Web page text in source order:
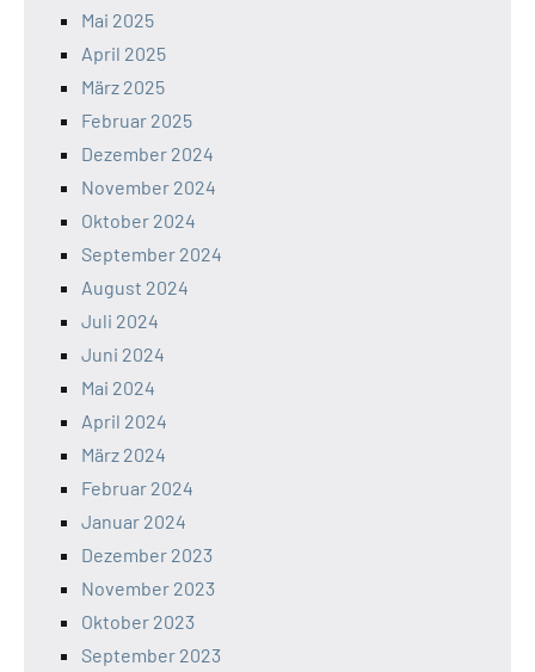
Mai 2025
April 2025
März 2025
Februar 2025
Dezember 2024
November 2024
Oktober 2024
September 2024
August 2024
Juli 2024
Juni 2024
Mai 2024
April 2024
März 2024
Februar 2024
Januar 2024
Dezember 2023
November 2023
Oktober 2023
September 2023